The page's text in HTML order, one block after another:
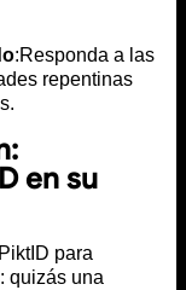
:Responda a las
repentinas
en su
para
quizás una